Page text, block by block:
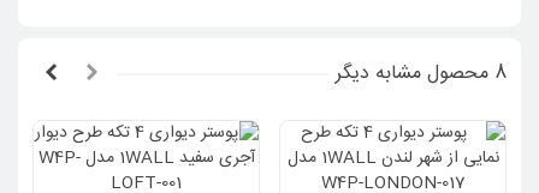
8 محصول مشابه دیگر